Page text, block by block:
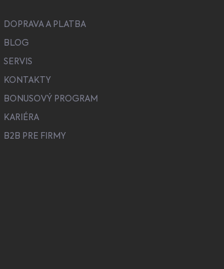
DOPRAVA A PLATBA
BLOG
SERVIS
KONTAKTY
BONUSOVÝ PROGRAM
KARIÉRA
B2B PRE FIRMY